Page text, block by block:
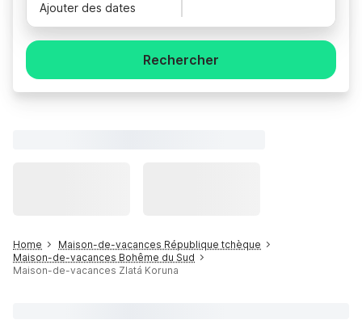
Ajouter des dates
Rechercher
Home
Maison-de-vacances République tchèque
Maison-de-vacances Bohême du Sud
Maison-de-vacances Zlatá Koruna